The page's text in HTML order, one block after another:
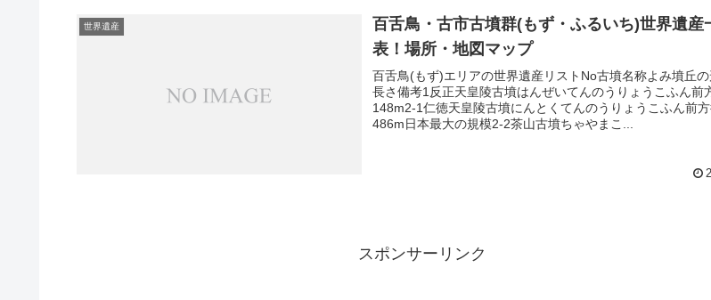
世界遺産
百舌鳥・古市古墳群(もず・ふるいち)世界遺産
表！場所・地図マップ
百舌鳥(もず)エリアの世界遺産リストNo古墳名称よみ墳丘
長さ備考1反正天皇陵古墳はんぜいてんのうりょうこふん前
148m2-1仁徳天皇陵古墳にんとくてんのうりょうこふん前
486m日本最大の規模2-2茶山古墳ちゃやまこ...
スポンサーリンク